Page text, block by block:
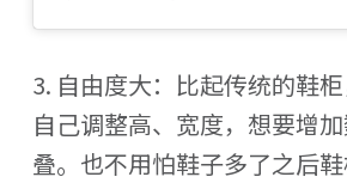
3. 自由度大：比起传统的鞋
自己调整高、宽度，想要增
叠。也不用怕鞋子多了之后